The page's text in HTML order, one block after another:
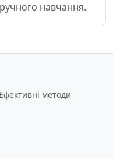
навчання.
методи